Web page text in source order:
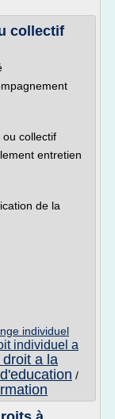
collectif
collectif
entretien
de la
individuel
individuel a
a la
/